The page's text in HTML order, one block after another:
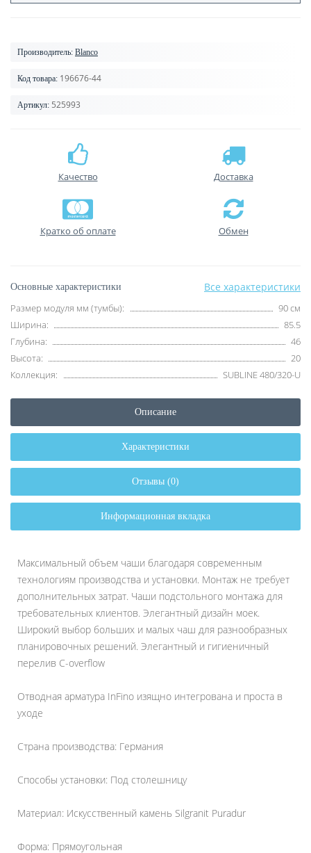
Производитель: Blanco
Код товара: 196676-44
Артикул: 525993
Качество Доставка
Кратко об оплате Обмен
Основные характеристики Все характеристики
Размер модуля мм (тумбы):
90 см
Ширина:
85.5
Глубина:
46
Высота:
20
Коллекция:
SUBLINE 480/320-U
Описание
Характеристики
Отзывы (0)
Информационная вкладка
Максимальный объем чаши благодаря современным
технологиям производства и установки. Монтаж не требует
дополнительных затрат. Чаши подстольного монтажа для
требовательных клиентов. Элегантный дизайн моек.
Широкий выбор больших и малых чаш для разнообразных
планировочных решений. Элегантный и гигиеничный
перелив C-overflow
Отводная арматура InFino изящно интегрована и проста в
уходе
Страна производства: Германия
Способы установки: Под столешницу
Материал: Искусственный камень Silgranit Puradur
Форма: Прямоугольная